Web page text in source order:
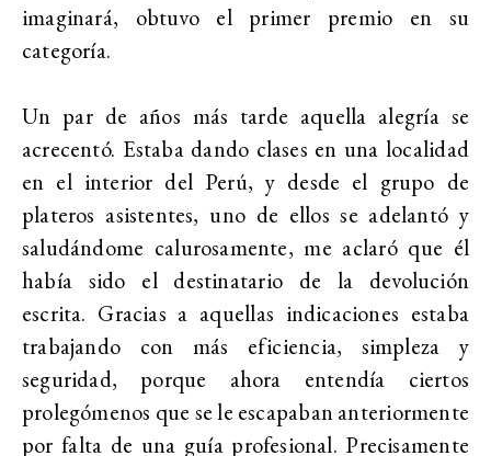
imaginará, obtuvo el primer premio en su
categoría.
Un par de años más tarde aquella alegría se
acrecentó. Estaba dando clases en una localidad
en el interior del Perú, y desde el grupo de
plateros asistentes, uno de ellos se adelantó y
saludándome calurosamente, me aclaró que él
había sido el destinatario de la devolución
escrita. Gracias a aquellas indicaciones estaba
trabajando con más eficiencia, simpleza y
seguridad, porque ahora entendía ciertos
prolegómenos que se le escapaban anteriormente
por falta de una guía profesional. Precisamente